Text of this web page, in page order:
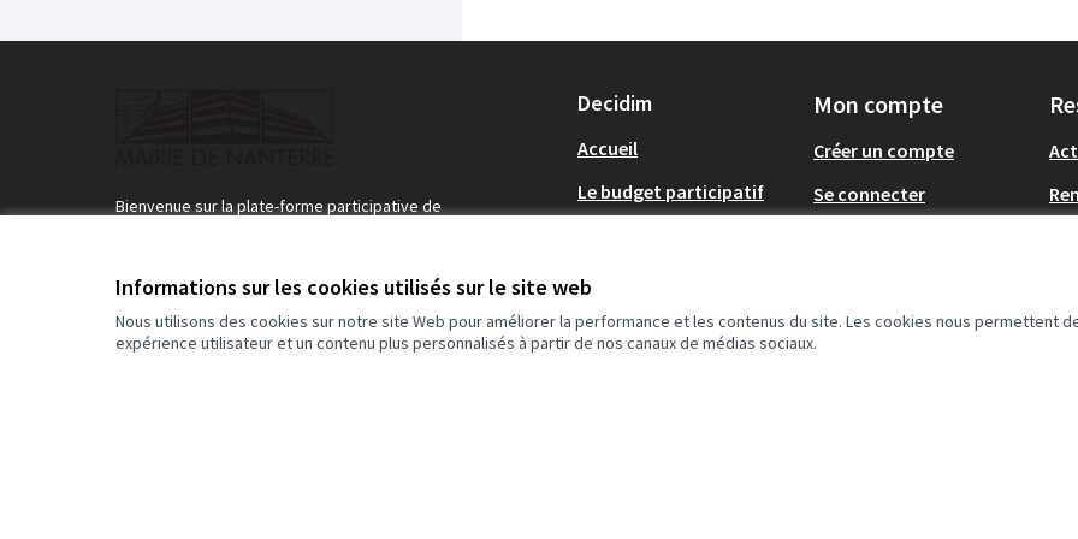
Informations sur les cookies utilisés sur le site web
Nous utilisons des cookies sur notre site Web pour améliorer la performance et les contenus du site. Les cookies nous permettent
expérience utilisateur et un contenu plus personnalisés à partir de nos canaux de médias sociaux.
Bienvenue sur la plate-forme participative de
Rejoignez le mouvement, participez et décidez, ensemble.
Decidim
Accueil
Le budget participatif
Assemblées
Mon compte
Créer un compte
Se connecter